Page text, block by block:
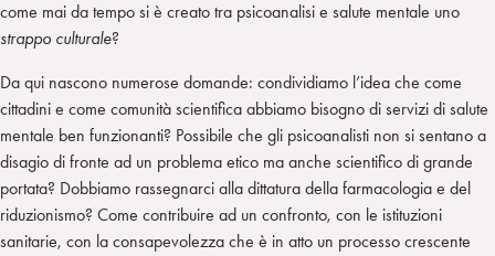
come mai da tempo si è creato tra psicoanalisi e salute mentale uno
strappo culturale?
Da qui nascono numerose domande: condividiamo l’idea che come
cittadini e come comunità scientifica abbiamo bisogno di servizi di salute
mentale ben funzionanti? Possibile che gli psicoanalisti non si sentano a
disagio di fronte ad un problema etico ma anche scientifico di grande
portata? Dobbiamo rassegnarci alla dittatura della farmacologia e del
riduzionismo? Come contribuire ad un confronto, con le istituzioni
sanitarie, con la consapevolezza che è in atto un processo crescente